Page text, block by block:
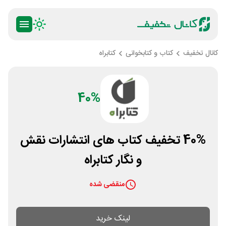
کانال تخفیف کتاب و کتابخوانی کتابراه
40%
40% تخفیف کتاب های انتشارات نقش
و نگار کتابراه
منقضی شده
لینک خرید